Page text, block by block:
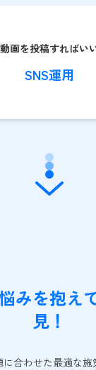
画を投稿すればい
SNS運用
みを抱え
見！
に合わせた最適な